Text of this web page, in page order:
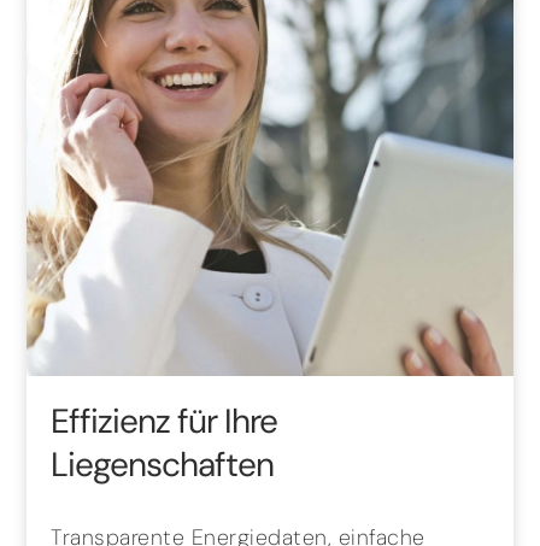
Effizienz für Ihre
Liegenschaften
Transparente Energiedaten, einfache